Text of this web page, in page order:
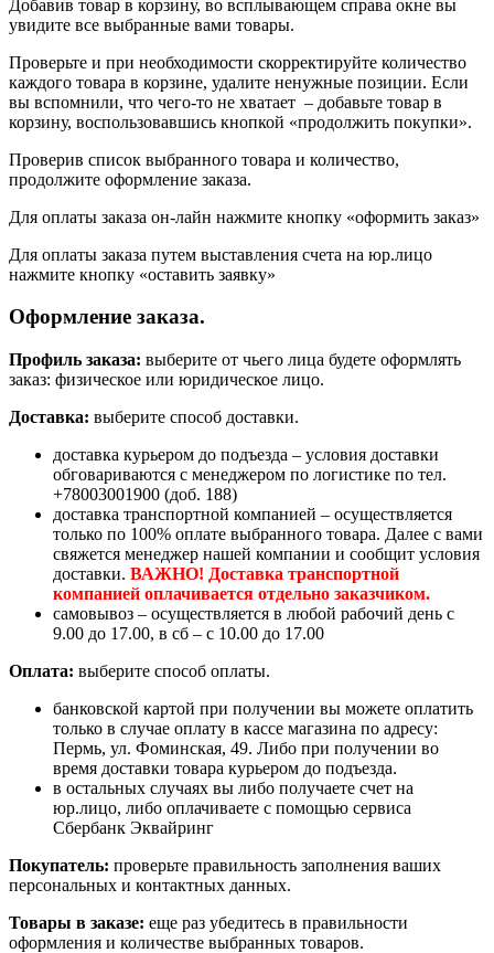
Добавив товар в корзину, во всплывающем справа окне вы
увидите все выбранные вами товары.
Проверьте и при необходимости скорректируйте количество
каждого товара в корзине, удалите ненужные позиции. Если
вы вспомнили, что чего-то не хватает – добавьте товар в
корзину, воспользовавшись кнопкой «продолжить покупки».
Проверив список выбранного товара и количество,
продолжите оформление заказа.
Для оплаты заказа он-лайн нажмите кнопку «оформить заказ»
Для оплаты заказа путем выставления счета на юр.лицо
нажмите кнопку «оставить заявку»
Оформление заказа.
Профиль заказа: выберите от чьего лица будете оформлять
заказ: физическое или юридическое лицо.
Доставка: выберите способ доставки.
доставка курьером до подъезда – условия доставки
обговариваются с менеджером по логистике по тел.
+78003001900 (доб. 188)
доставка транспортной компанией – осуществляется
только по 100% оплате выбранного товара. Далее с вами
свяжется менеджер нашей компании и сообщит условия
доставки. ВАЖНО! Доставка транспортной
компанией оплачивается отдельно заказчиком.
самовывоз – осуществляется в любой рабочий день с
9.00 до 17.00, в сб – с 10.00 до 17.00
Оплата: выберите способ оплаты.
банковской картой при получении вы можете оплатить
только в случае оплату в кассе магазина по адресу:
Пермь, ул. Фоминская, 49. Либо при получении во
время доставки товара курьером до подъезда.
в остальных случаях вы либо получаете счет на
юр.лицо, либо оплачиваете с помощью сервиса
Сбербанк Эквайринг
Покупатель: проверьте правильность заполнения ваших
персональных и контактных данных.
Товары в заказе: еще раз убедитесь в правильности
оформления и количестве выбранных товаров.